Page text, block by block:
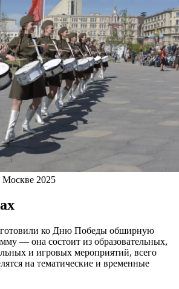
2025
ко Дню Победы обширную
— она состоит из образовательных,
и игровых мероприятий, всего
на тематические и временные